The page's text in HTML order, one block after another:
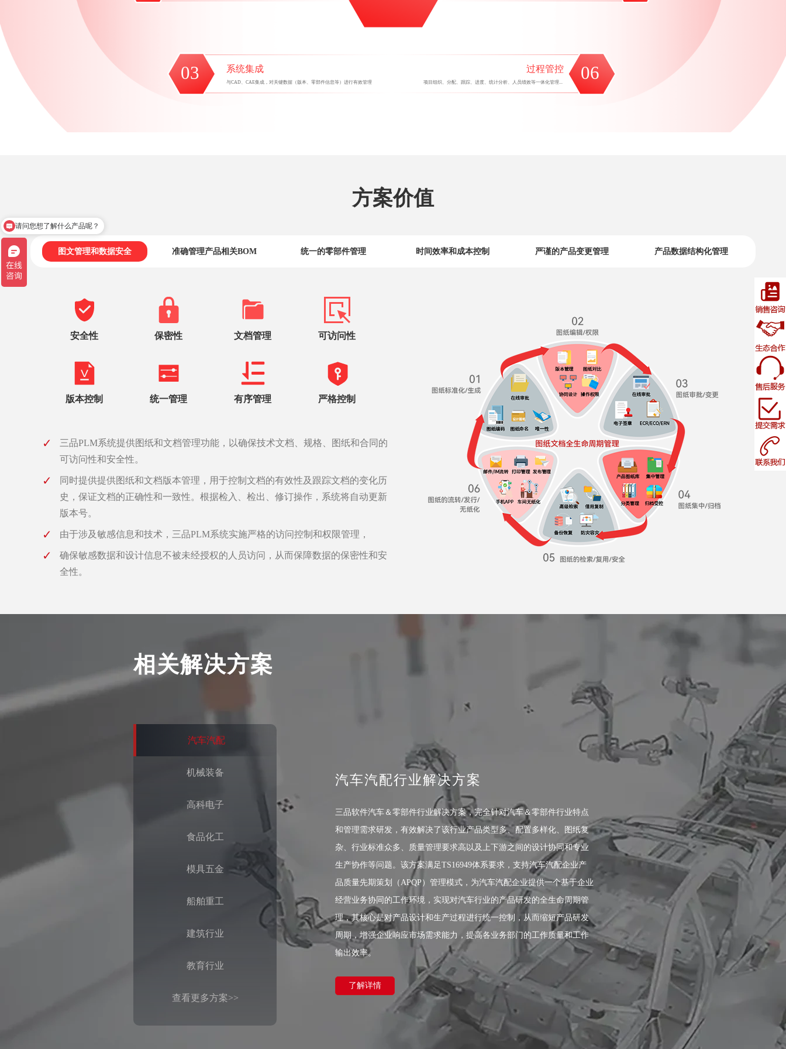
方案价值
图文管理和数据安全 准确管理产品相关BOM 统一的零部件管理 时间效率和成本控制 严谨的产品变更管理 产品数据结构化管理
安全性 保密性 文档管理 可访问性
版本控制 统一管理 有序管理 严格控制
三品PLM系统提供图纸和文档管理功能，以确保技术文档、规格、图纸和合同的
可访问性和安全性。
同时提供提供图纸和文档版本管理，用于控制文档的有效性及跟踪文档的变化历
史，保证文档的正确性和一致性。根据检入、检出、修订操作，系统将自动更新
版本号。
由于涉及敏感信息和技术，三品PLM系统实施严格的访问控制和权限管理，
确保敏感数据和设计信息不被未经授权的人员访问，从而保障数据的保密性和安
全性。
相关解决方案
汽车汽配
机械装备
高科电子
食品化工
模具五金
船舶重工
建筑行业
教育行业
查看更多方案>>
汽车汽配行业解决方案
三品软件汽车＆零部件行业解决方案，完全针对汽车＆零部件行业特点
和管理需求研发，有效解决了该行业产品类型多、配置多样化、图纸复
杂、行业标准众多、质量管理要求高以及上下游之间的设计协同和专业
生产协作等问题。该方案满足TS16949体系要求，支持汽车汽配企业产
品质量先期策划（APQP）管理模式，为汽车汽配企业提供一个基于企业
经营业务协同的工作环境，实现对汽车行业的产品研发的全生命周期管
理，其核心是对产品设计和生产过程进行统一控制，从而缩短产品研发
周期，增强企业响应市场需求能力，提高各业务部门的工作质量和工作
输出效率。
了解详情
请问您想了解什么产品呢？